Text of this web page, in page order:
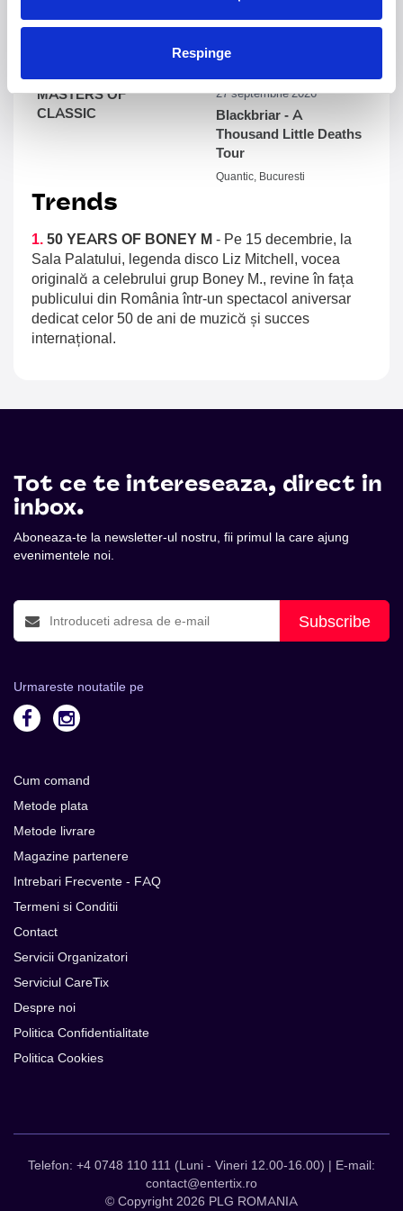
Respinge
Plaja La Nueva Cucaracha, Mamaia
Vita Tour
Sala Palatului, Bucuresti
MASTERS OF
CLASSIC
27 septembrie 2026
Blackbriar - A
Thousand Little Deaths
Tour
Quantic, Bucuresti
Trends
1. 50 YEARS OF BONEY M - Pe 15 decembrie, la
Sala Palatului, legenda disco Liz Mitchell, vocea
originală a celebrului grup Boney M., revine în fața
publicului din România într-un spectacol aniversar
dedicat celor 50 de ani de muzică și succes
internațional.
Tot ce te intereseaza, direct in
inbox.
Aboneaza-te la newsletter-ul nostru, fii primul la care ajung
evenimentele noi.
Subscribe
Urmareste noutatile pe
Cum comand
Metode plata
Metode livrare
Magazine partenere
Intrebari Frecvente - FAQ
Termeni si Conditii
Contact
Servicii Organizatori
Serviciul CareTix
Despre noi
Politica Confidentialitate
Politica Cookies
Telefon: +4 0748 110 111 (Luni - Vineri 12.00-16.00) | E-mail:
contact@entertix.ro
© Copyright 2026 PLG ROMANIA